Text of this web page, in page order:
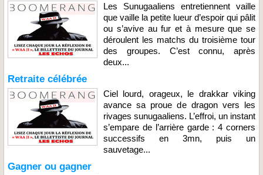
Les Sunugaaliens entretiennent vaille
que vaille la petite lueur d’espoir qui pâlit
ou s’avive au fur et à mesure que se
déroulent les matchs du troisième tour
des groupes. C’est connu, après
deux...
Retraite célébrée
Ciel lourd, orageux, le drakkar viking
avance sa proue de dragon vers les
rivages sunugaaliens. L’effroi, un instant
s’empare de l’arrière garde : 4 corners
successifs en 3mn, puis un
sauvetage...
Gagner ou gagner